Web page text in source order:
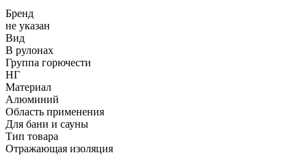
Бренд
не указан
Вид
В рулонах
Группа горючести
НГ
Материал
Алюминий
Область применения
Для бани и сауны
Тип товара
Отражающая изоляция